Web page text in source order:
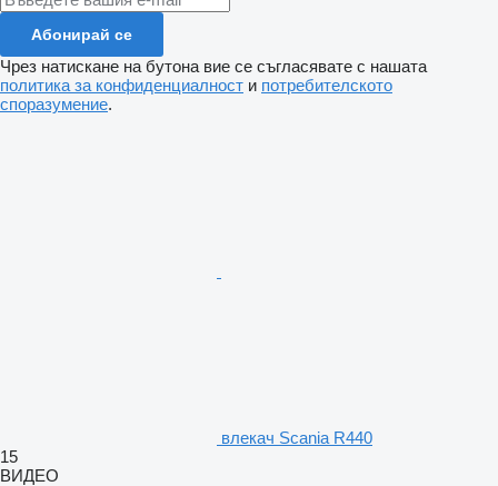
Абонирай се
Чрез натискане на бутона вие се съгласявате с нашата
политика за конфиденциалност и потребителското
споразумение.
влекач Scania R440
15
ВИДЕО